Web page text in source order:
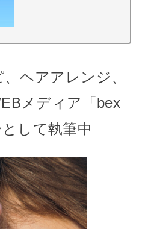
ヘアアレンジ、
メディア「bex
して執筆中